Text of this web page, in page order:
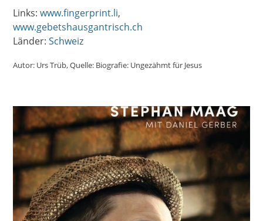
Links:www.fingerprint.li
www.gebetshausgantrisch.ch
Länder:Schweiz
Autor: Urs Trüb Quelle: Biografie: Ungezähmt für Jesus